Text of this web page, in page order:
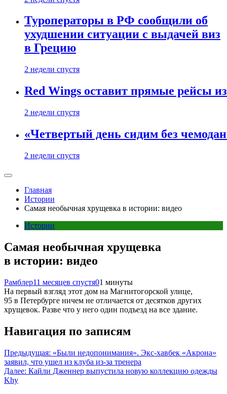
Туроператоры в РФ сообщили об
ухудшении ситуации с выдачей виз
в Грецию
2 недели спустя
Red Wings оставит прямые рейсы
2 недели спустя
«Четвертый день сидим без
2 недели спустя
Главная
Истории
Самая необычная хрущевка в истории: видео
Истории
Самая необычная хрущевка
в истории: видео
Рамблер11 месяцев спустя01 минуты
На первый взгляд этот дом на Магнитогорской улице,
95 в Петербурге ничем не отличается от десятков других
хрущевок. Разве что у него один подъезд на все здание.
Навигация по записям
Предыдущая: «Были недопонимания». Экс-хавбек «Акрона»
заявил, что ушел из клуба из-за тренера
Далее: Кайли Дженнер выпустила новую коллекцию одежды
Khy